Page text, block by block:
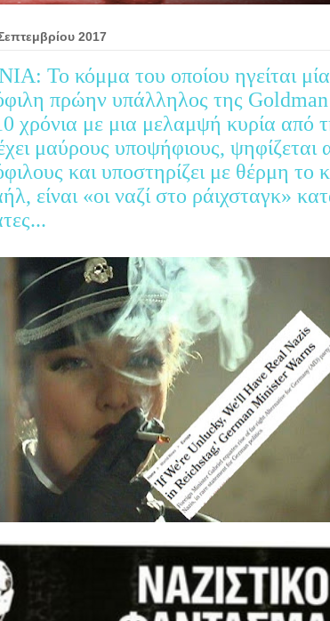
2017
Το κόμμα του οποίου ηγείται μία
πρώην υπάλληλος της Goldman
χρόνια με μια μελαμψή κυρία από
μαύρους υποψήφιους, ψηφίζεται
και υποστηρίζει με θέρμη το
είναι «οι ναζί στο ράιχσταγκ»